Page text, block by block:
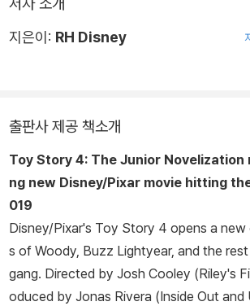
저자 소개
지은이: RH Disney
출판사 제공 책소개
Toy Story 4: The Junior Novelization
ng new Disney/Pixar movie hitting
019
Disney/Pixar's Toy Story 4 opens a new
s of Woody, Buzz Lightyear, and the
gang. Directed by Josh Cooley (Riley's
oduced by Jonas Rivera (Inside Out and